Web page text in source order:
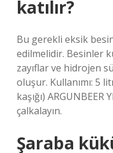
katılır?
Bu gerekli eksik
edilmelidir. Besinler
zayıflar ve hidrojen
oluşur. Kullanımı: 5
kaşığı)
çalkalayın.
Şaraba